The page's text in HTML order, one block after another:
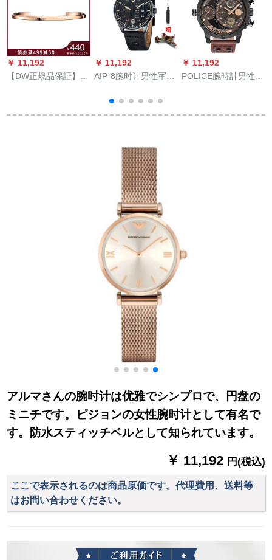
￥ 11,192
【DW正規品保証】
ブリストルラックフ
￥ 11,192
AIP-8腕时计男性军表
字板运动表男金ビネ
ショー时計フフフフ
￥ 11,192
POLICE腕時計男性用
男性用腕時計PL.536
アルマさんの腕时计は优雅でシンプロで、円盘の
ミニチです。ピジョンの女性腕时计として有名で
す。防水スティッチベルとして知られています。
￥ 11,192 円(税込)
ここで表示されるのは商品原価です。代理費用、送料等
はお問い合わせください。